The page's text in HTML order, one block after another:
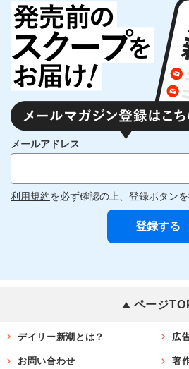
メールアドレス
利用規約を必ず確認の上、登録ボタンを
ページ
デイリー新潮とは？ 広
お問い合わせ 著